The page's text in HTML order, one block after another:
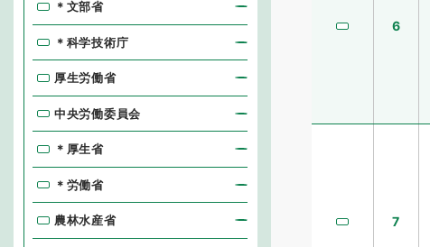
6
7
＊文部省
＊科学技術庁
厚生労働省
中央労働委員会
＊厚生省
＊労働省
農林水産省